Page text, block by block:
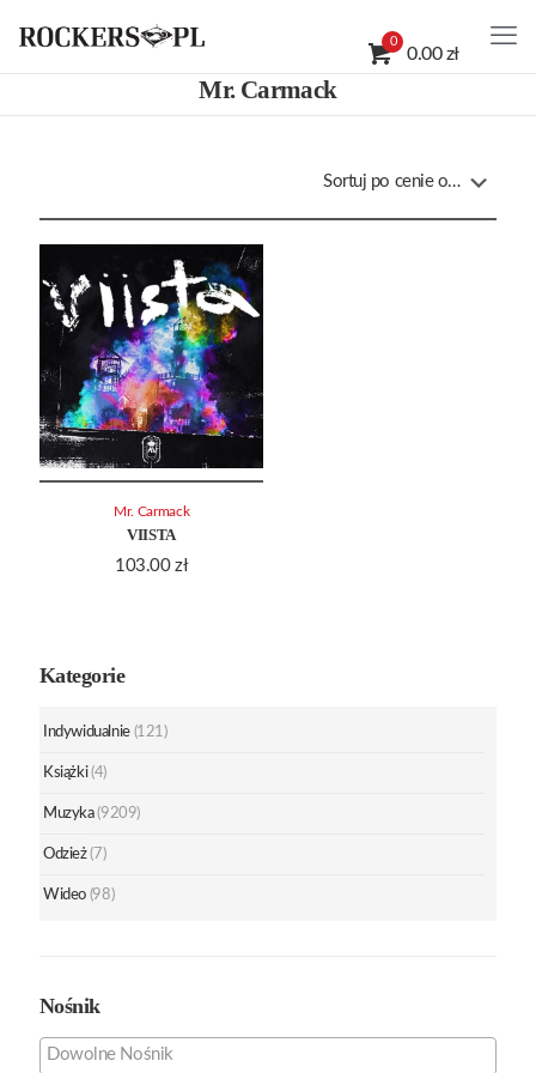
0
0.00 zł
Mr. Carmack
VIISTA
103.00 zł
Mr. Carmack
Kategorie
Indywidualnie (121)
Książki (4)
Muzyka (9209)
Odzież (7)
Wideo (98)
Nośnik